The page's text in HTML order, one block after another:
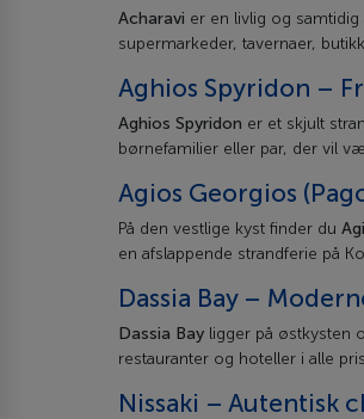
Acharavi er en livlig og
supermarkeder, tavernaer,
Aghios Spyridon –
Aghios Spyridon er et skjult
børnefamilier eller par, der vil
Agios Georgios
På den vestlige kyst finder du
en afslappende strandferie på
Dassia Bay –
Dassia Bay ligger på østkysten
restauranter og hoteller i alle
Nissaki – Autentisk